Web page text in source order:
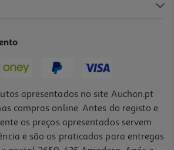
apresentados no site Auchan.pt
compras online. Antes do registo e
os preços apresentados servem
e são os praticados para entregas